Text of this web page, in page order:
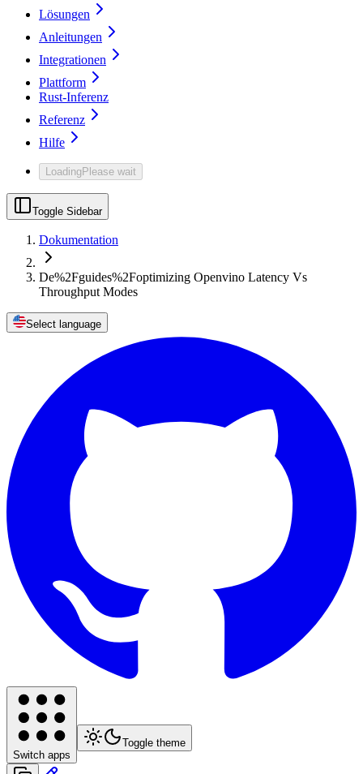
Lösungen
Anleitungen
Integrationen
Plattform
Rust-Inferenz
Referenz
Hilfe
LoadingPlease wait
Toggle Sidebar
Dokumentation
De%2Fguides%2Foptimizing Openvino Latency Vs
Throughput Modes
Select language
Switch apps
Toggle theme